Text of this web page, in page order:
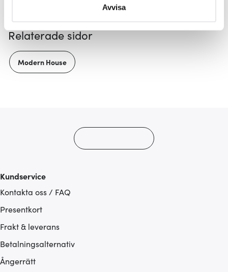
Du kan ändra eller dra tillbaka ditt samtycke när som
Vi använder cookies för att innehållet och annonserna
ska anpassas efter det som vi tror att du tycker om. Det
gör också att vi kan analysera vår trafik och göra
Avvisa
Relaterade sidor
Modern House
Kundservice
Kontakta oss / FAQ
Presentkort
Frakt & leverans
Betalningsalternativ
Ångerrätt